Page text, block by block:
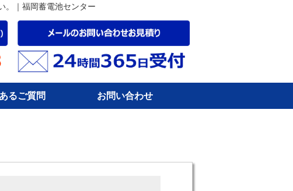
。｜福岡蓄電池センター
るご質問 お問い合わせ